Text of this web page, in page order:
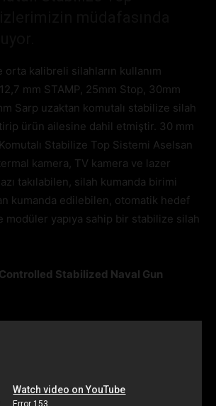
orta kalibreli silahların kullanım
mm STAMP, 25mm Stop, 30mm
Sarp uzaktan komutalı stabilize silah
ürün ailesine dahil etmiştir. 30 mm
Stabilize Top Sistemi Aselsan
kamera, TV kamera ve lazer
takılabilen, silah kumanda birimi
kumanda edilebilen, otomatik hedef
modüler yapıya sahip bir stabilize silah
Stabilized Naval Gun